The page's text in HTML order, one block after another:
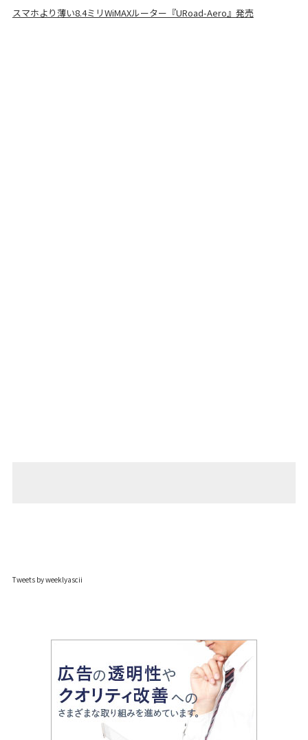
スマホより薄い8.4ミリWiMAXルーター『URoad-Aero』発売
Tweets by weeklyascii